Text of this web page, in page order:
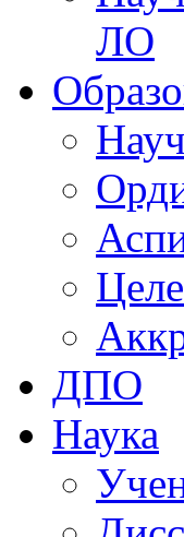
ЛО
ДПО
Наука